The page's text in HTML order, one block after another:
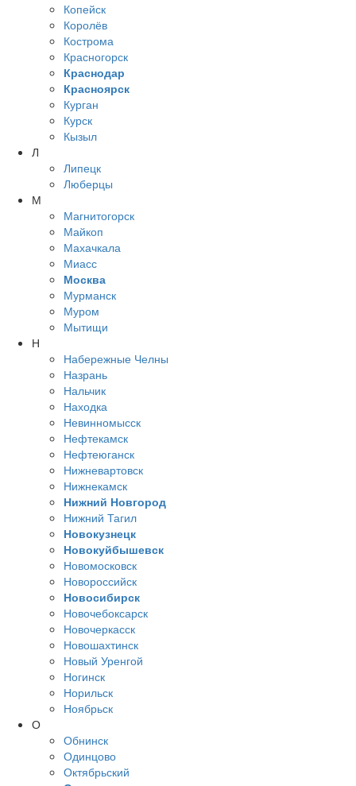
Копейск
Королёв
Кострома
Красногорск
Краснодар
Красноярск
Курган
Курск
Кызыл
Л
Липецк
Люберцы
М
Магнитогорск
Майкоп
Махачкала
Миасс
Москва
Мурманск
Муром
Мытищи
Н
Набережные Челны
Назрань
Нальчик
Находка
Невинномысск
Нефтекамск
Нефтеюганск
Нижневартовск
Нижнекамск
Нижний Новгород
Нижний Тагил
Новокузнецк
Новокуйбышевск
Новомосковск
Новороссийск
Новосибирск
Новочебоксарск
Новочеркасск
Новошахтинск
Новый Уренгой
Ногинск
Норильск
Ноябрьск
О
Обнинск
Одинцово
Октябрьский